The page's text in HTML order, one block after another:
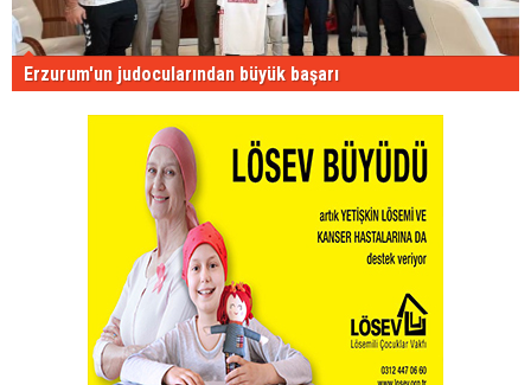
Erzurum'un judocularından büyük başarı